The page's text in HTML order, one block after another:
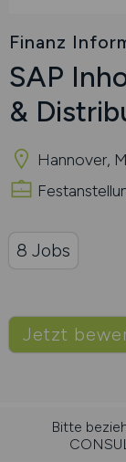
Finanz
SAP
&
Hannover,
Jetzt
8 Jobs
Bitte